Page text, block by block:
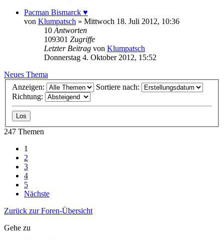
Pacman Bismarck ♥
von Klumpatsch » Mittwoch 18. Juli 2012, 10:36
10 Antworten
109301 Zugriffe
Letzter Beitrag von Klumpatsch
Donnerstag 4. Oktober 2012, 15:52
Neues Thema
Anzeigen:
Sortiere nach:
Richtung:
247 Themen
1
2
3
4
5
Nächste
Zurück zur Foren-Übersicht
Gehe zu